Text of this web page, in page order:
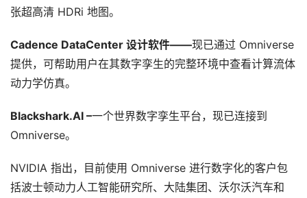
张超高清 HDRi 地图。
Cadence DataCenter 设计软件——现已通过 Omniverse
提供，可帮助用户在其数字孪生的完整环境中查看计算流体
动力学仿真。
Blackshark.AI –一个世界数字孪生平台，现已连接到
Omniverse。
NVIDIA 指出，目前使用 Omniverse 进行数字化的客户包
括波士顿动力人工智能研究所、大陆集团、沃尔沃汽车和